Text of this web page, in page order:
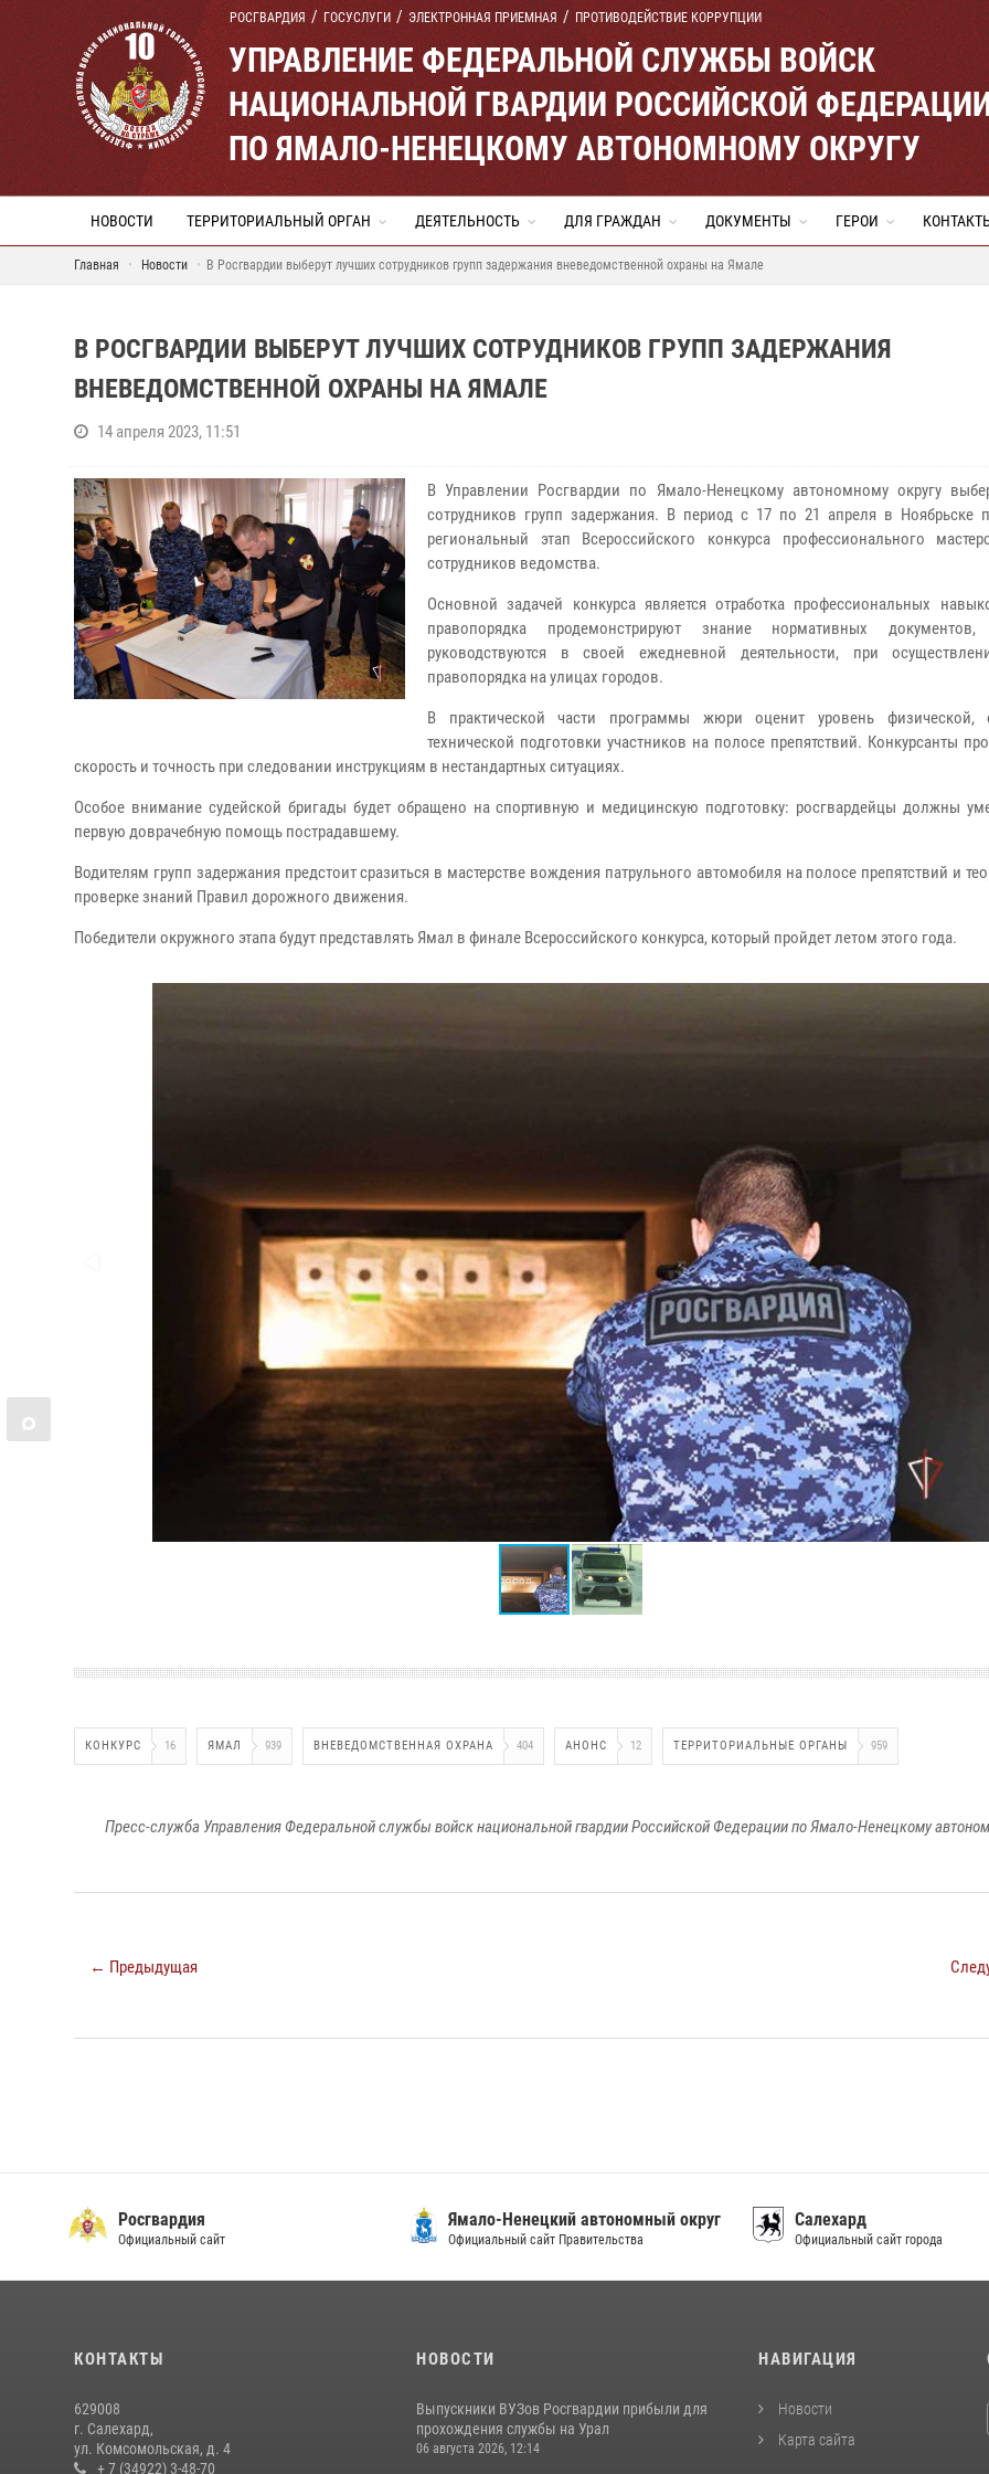
РОСГВАРДИЯ ГОСУСЛУГИ ЭЛЕКТРОННАЯ ПРИЕМНАЯ ПРОТИВОДЕЙСТВИЕ КОРРУПЦИИ
УПРАВЛЕНИЕ ФЕДЕРАЛЬНОЙ СЛУЖБЫ ВОЙСК
НАЦИОНАЛЬНОЙ ГВАРДИИ РОССИЙСКОЙ
ПО ЯМАЛО-НЕНЕЦКОМУ АВТОНОМНОМУ ОКРУГУ
НОВОСТИ ТЕРРИТОРИАЛЬНЫЙ ОРГАН ДЕЯТЕЛЬНОСТЬ ДЛЯ ГРАЖДАН ДОКУМЕНТЫ ГЕРОИ
Главная Новости В Росгвардии выберут лучших сотрудников групп задержания вневедомственной охраны на Ямале
В РОСГВАРДИИ ВЫБЕРУТ ЛУЧШИХ СОТРУДНИКОВ ГРУПП ЗАДЕРЖАНИЯ
ВНЕВЕДОМСТВЕННОЙ ОХРАНЫ НА ЯМАЛЕ
14 апреля 2023, 11:51
В Управлении Росгвардии по Ямало-Ненецкому автономному округу
сотрудников групп задержания. В период с 17 по 21 апреля в Ноябрьске
региональный этап Всероссийского конкурса профессионального
сотрудников ведомства.
Основной задачей конкурса является отработка профессиональных
правопорядка продемонстрируют знание нормативных
руководствуются в своей ежедневной деятельности, при
правопорядка на улицах городов.
В практической части программы жюри оценит уровень физической,
технической подготовки участников на полосе препятствий. Конкурсанты
скорость и точность при следовании инструкциям в нестандартных ситуациях.
Особое внимание судейской бригады будет обращено на спортивную и медицинскую подготовку: росгвардейцы должны
первую доврачебную помощь пострадавшему.
Водителям групп задержания предстоит сразиться в мастерстве вождения патрульного автомобиля на полосе препятствий и
проверке знаний Правил дорожного движения.
Победители окружного этапа будут представлять Ямал в финале Всероссийского конкурса, который пройдет летом этого года.
КОНКУРС 16 ЯМАЛ 939 ВНЕВЕДОМСТВЕННАЯ ОХРАНА 404 АНОНС 12 ТЕРРИТОРИАЛЬНЫЕ ОРГАНЫ 959
Пресс-служба Управления Федеральной службы войск национальной гвардии Российской Федерации по Ямало-Ненецкому
← Предыдущая
Росгвардия
Официальный сайт
Ямало-Ненецкий автономный округ
Официальный сайт Правительства
Салехард
Официальный сайт города
КОНТАКТЫ
629008
г. Салехард,
ул. Комсомольская, д. 4
+ 7 (34922) 3-48-70
НОВОСТИ
Выпускники ВУЗов Росгвардии прибыли для
прохождения службы на Урал
06 августа 2026, 12:14
НАВИГАЦИЯ
Новости
Карта сайта